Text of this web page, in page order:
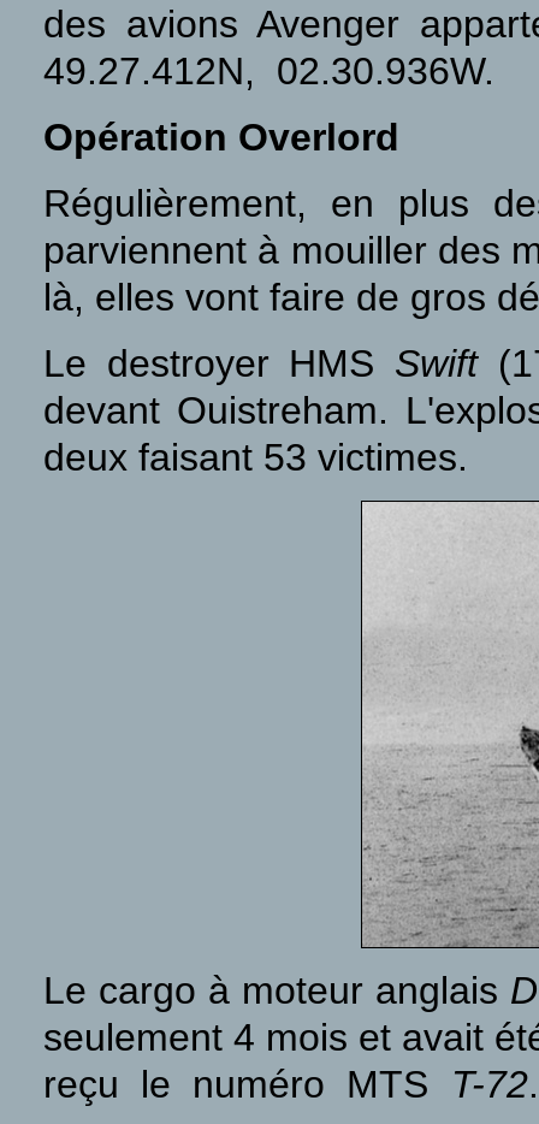
des avions Avenger
49.27.412N, 02.30.936W.
Opération Overlord
Régulièrement, en plus
parviennent à mouiller des
là, elles vont faire de gros
Le destroyer HMS Swift
devant Ouistreham.
deux faisant 53 victimes.
Le cargo à moteur anglais
seulement 4 mois et avait
reçu le numéro MTS T-72